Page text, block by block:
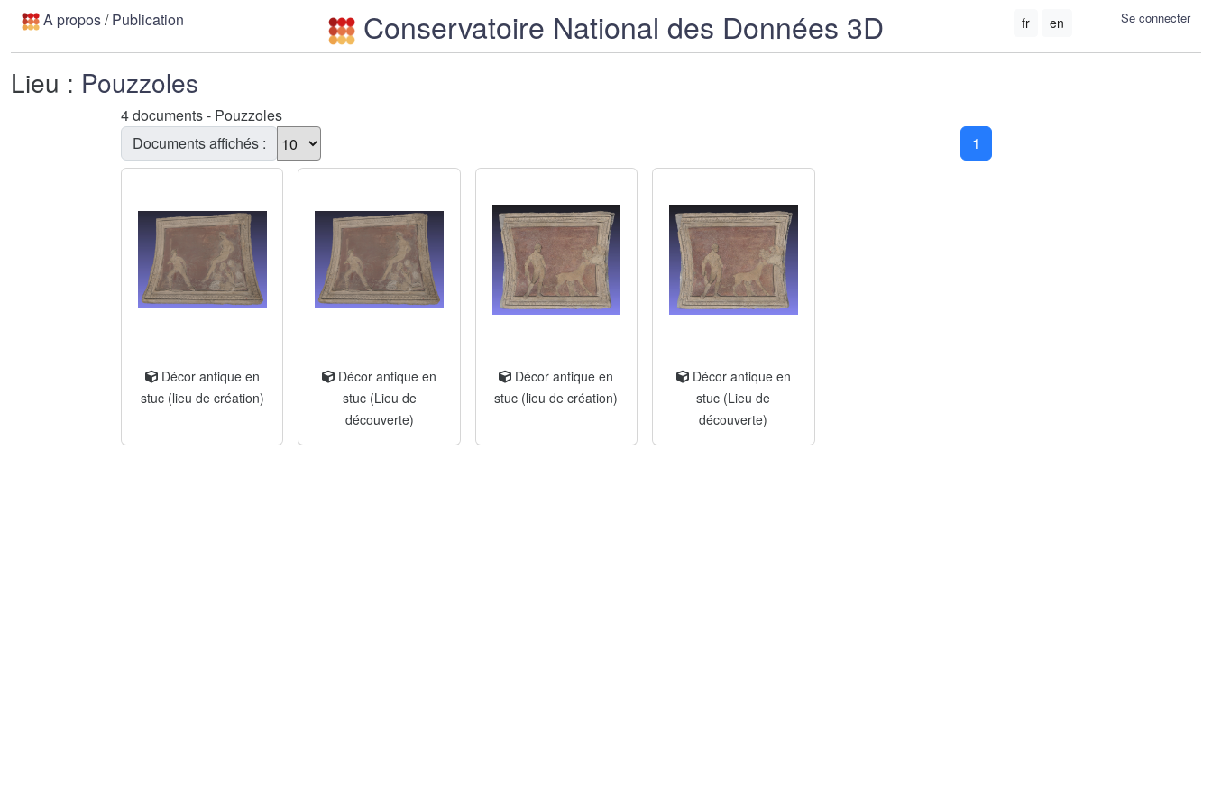
A propos/Publication Conservatoire National des Données 3D Se connecter
fr en
Lieu : Pouzzoles
4 documents - Pouzzoles
Documents affichés :
1
Décor antique en
stuc (lieu de création)
Décor antique en
stuc (Lieu de
découverte)
Décor antique en
stuc (lieu de création)
Décor antique en
stuc (Lieu de
découverte)